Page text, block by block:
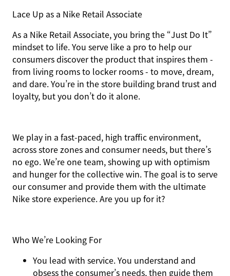
Lace Up as a Nike Retail Associate
As a Nike Retail Associate, you bring the “Just Do It”
mindset to life. You serve like a pro to help our
consumers discover the product that inspires them -
from living rooms to locker rooms - to move, dream,
and dare. You’re in the store building brand trust and
loyalty, but you don’t do it alone.
We play in a fast-paced, high traffic environment,
across store zones and consumer needs, but there’s
no ego. We’re one team, showing up with optimism
and hunger for the collective win. The goal is to serve
our consumer and provide them with the ultimate
Nike store experience. Are you up for it?
Who We’re Looking For
You lead with service.You understand and
obsess the consumer’s needs, then guide them